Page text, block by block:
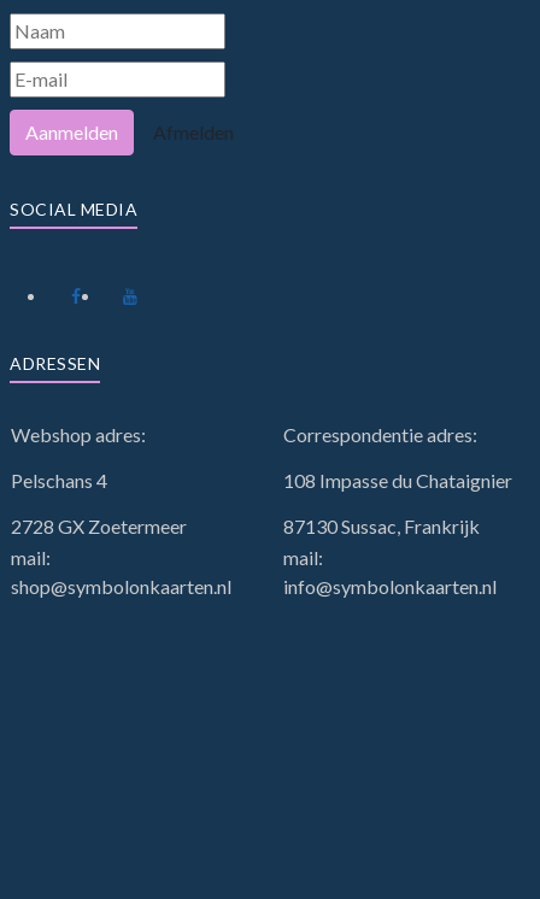
Aanmelden Afmelden
SOCIAL MEDIA
ADRESSEN
Webshop adres:
Correspondentie adres:
Pelschans 4
108 Impasse du Chataignier
2728 GX Zoetermeer
87130 Sussac, Frankrijk
mail:
shop@symbolonkaarten.nl
mail:
info@symbolonkaarten.nl